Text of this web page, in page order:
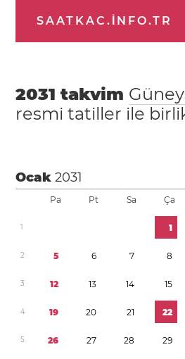
SAATKAC.INFO.TR
2031 takvim
resmi tatiller ile
Ocak2031
Pa Pt Sa Ça
1 1
2 5 6 7 8
3 12 13 14 15
4 19 20 21 22
5 26 27 28 29